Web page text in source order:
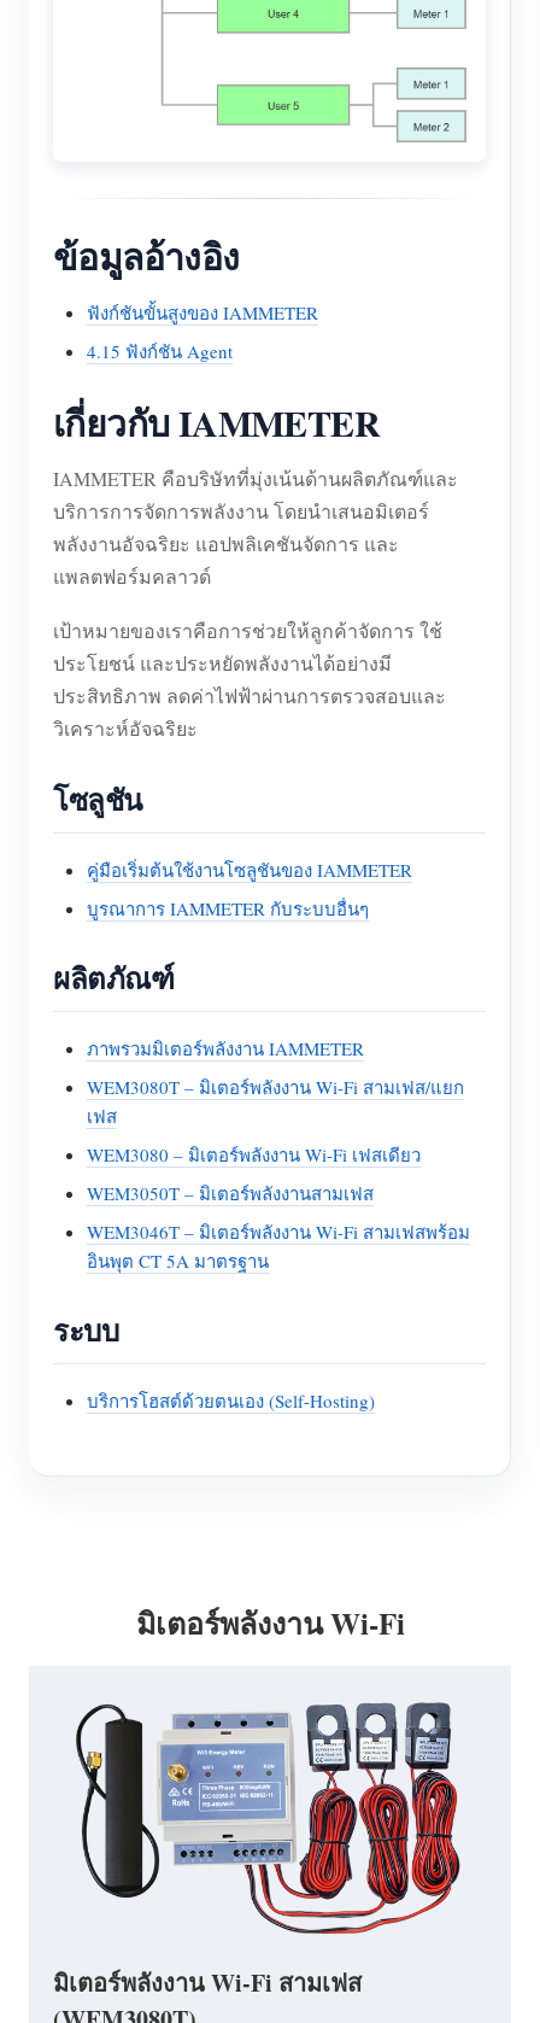
ข้อมูลอ้างอิง
ฟังก์ชันขั้นสูงของ IAMMETER
4.15 ฟังก์ชัน Agent
เกี่ยวกับ IAMMETER
IAMMETER คือบริษัทที่มุ่งเน้นด้านผลิตภัณฑ์และ
บริการการจัดการพลังงาน โดยนำเสนอมิเตอร์
พลังงานอัจฉริยะ แอปพลิเคชันจัดการ และ
แพลตฟอร์มคลาวด์
เป้าหมายของเราคือการช่วยให้ลูกค้าจัดการ ใช้
ประโยชน์ และประหยัดพลังงานได้อย่างมี
ประสิทธิภาพ ลดค่าไฟฟ้าผ่านการตรวจสอบและ
วิเคราะห์อัจฉริยะ
โซลูชัน
คู่มือเริ่มต้นใช้งานโซลูชันของ IAMMETER
บูรณาการ IAMMETER กับระบบอื่นๆ
ผลิตภัณฑ์
ภาพรวมมิเตอร์พลังงาน IAMMETER
WEM3080T – มิเตอร์พลังงาน Wi-Fi สามเฟส/แยก
เฟส
WEM3080 – มิเตอร์พลังงาน Wi-Fi เฟสเดียว
WEM3050T – มิเตอร์พลังงานสามเฟส
WEM3046T – มิเตอร์พลังงาน Wi-Fi สามเฟสพร้อม
อินพุต CT 5A มาตรฐาน
ระบบ
บริการโฮสต์ด้วยตนเอง (Self-Hosting)
มิเตอร์พลังงาน Wi-Fi
มิเตอร์พลังงาน Wi-Fi สามเฟส